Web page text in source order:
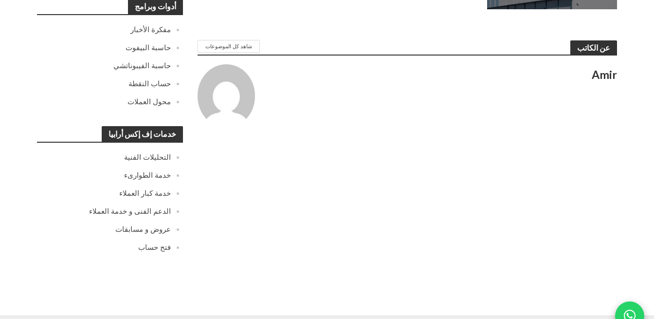
أدوات وبرامج
مفكرة الأخبار
حاسبة البيفوت
حاسبة الفيبوناتشي
حساب النقطة
محول العملات
خدمات إف إكس أرابيا
التحليلات الفنية
خدمة الطوارىء
خدمة كبار العملاء
الدعم الفنى و خدمة العملاء
عروض و مسابقات
فتح حساب
عن الكاتب شاهد كل الموضوعات
Amir